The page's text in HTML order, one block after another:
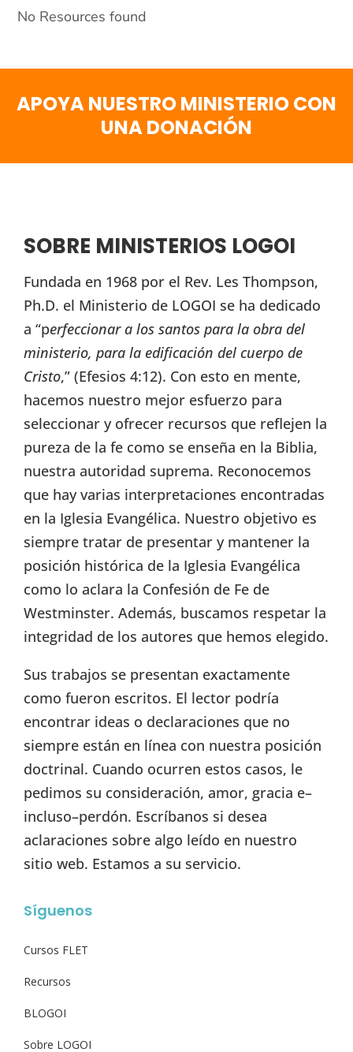
No Resources found
APOYA NUESTRO MINISTERIO CON
UNA DONACIÓN
SOBRE MINISTERIOS LOGOI
Fundada en 1968 por el Rev. Les Thompson,
Ph.D. el Ministerio de LOGOI se ha dedicado
a “perfeccionar a los santos para la obra del
ministerio, para la edificación del cuerpo de
Cristo,” (Efesios 4:12). Con esto en mente,
hacemos nuestro mejor esfuerzo para
seleccionar y ofrecer recursos que reflejen la
pureza de la fe como se enseña en la Biblia,
nuestra autoridad suprema. Reconocemos
que hay varias interpretaciones encontradas
en la Iglesia Evangélica. Nuestro objetivo es
siempre tratar de presentar y mantener la
posición histórica de la Iglesia Evangélica
como lo aclara la Confesión de Fe de
Westminster. Además, buscamos respetar la
integridad de los autores que hemos elegido.
Sus trabajos se presentan exactamente
como fueron escritos. El lector podría
encontrar ideas o declaraciones que no
siempre están en línea con nuestra posición
doctrinal. Cuando ocurren estos casos, le
pedimos su consideración, amor, gracia e–
incluso–perdón. Escríbanos si desea
aclaraciones sobre algo leído en nuestro
sitio web. Estamos a su servicio.
Síguenos
Cursos FLET
Recursos
BLOGOI
Sobre LOGOI